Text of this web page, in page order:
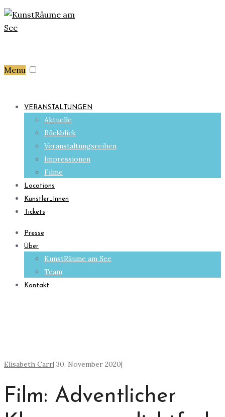
Menu
VERANSTALTUNGEN
Aktuelle
Rückblick
Veranstaltungsreihen
Impressionen
Filme
Locations
Künstler_Innen
Tickets
Presse
Über
KunstRäume am See
Team
Kontakt
Elisabeth Carr| 30. November 2020|
Film: Adventlicher